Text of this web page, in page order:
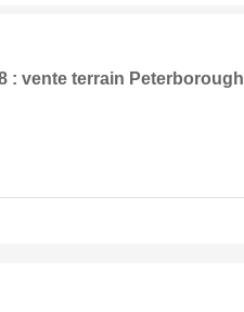
: vente terrain Peterborough